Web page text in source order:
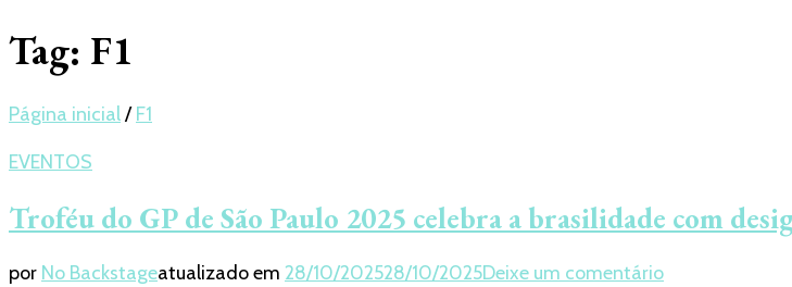
Tag: F1
Página inicial/ F1
EVENTOS
Troféu do GP de São Paulo 2025 celebra a brasilidade com
por No Backstageatualizado em 28/10/202528/10/2025Deixe um comentárioem